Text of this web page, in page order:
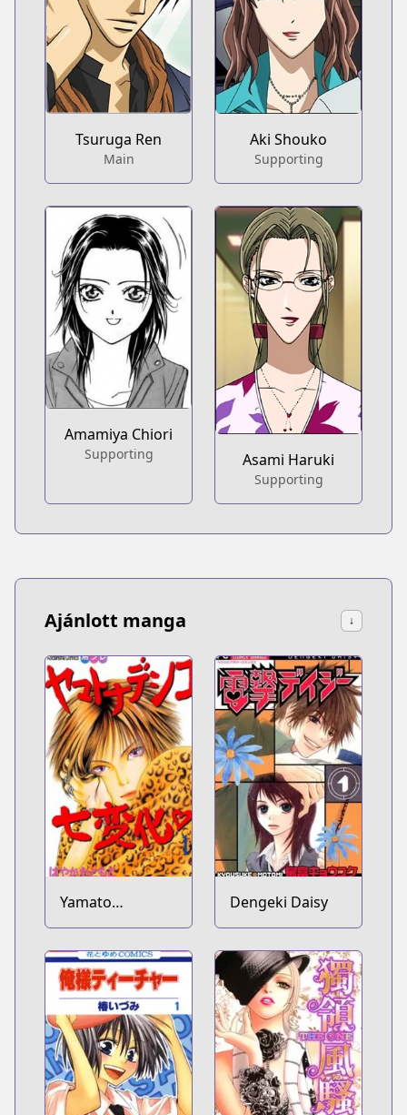
Tsuruga Ren
Main
Aki Shouko
Supporting
Amamiya Chiori
Supporting Asami Haruki
Supporting
Ajánlott manga ↓
Yamato
Nadeshiko
Shichihenge♥
Dengeki Daisy